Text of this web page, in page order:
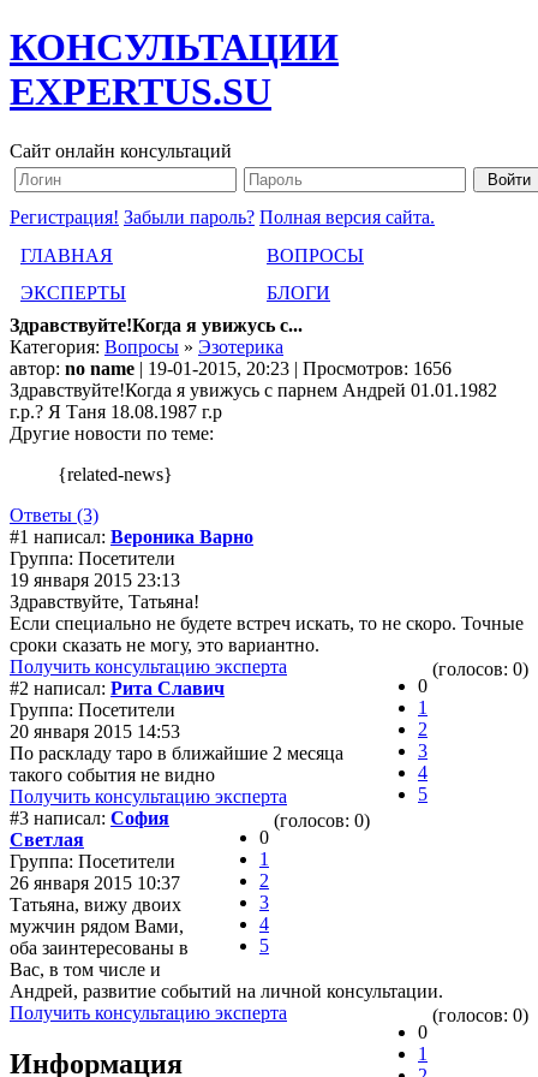
КОНСУЛЬТАЦИИ
EXPERTUS.SU
Сайт онлайн консультаций
Регистрация! Забыли пароль? Полная версия сайта.
ГЛАВНАЯ
ВОПРОСЫ
ЭКСПЕРТЫ
БЛОГИ
Здравствуйте!Когда я увижусь с...
Категория: Вопросы » Эзотерика
автор: no name | 19-01-2015, 20:23 | Просмотров: 1656
Здравствуйте!Когда я увижусь с парнем Андрей 01.01.1982
г.р.? Я Таня 18.08.1987 г.р
Другие новости по теме:
{related-news}
Ответы (3)
#1 написал: Вероника Варно
Группа: Посетители
19 января 2015 23:13
Здравствуйте, Татьяна!
Если специально не будете встреч искать, то не скоро. Точные
сроки сказать не могу, это вариантно.
Получить консультацию эксперта
0
1
2
3
4
5
(голосов: 0)
#2 написал: Рита Славич
Группа: Посетители
20 января 2015 14:53
По раскладу таро в ближайшие 2 месяца
такого события не видно
Получить консультацию эксперта
0
1
2
3
4
5
(голосов: 0)
#3 написал: София
Светлая
Группа: Посетители
26 января 2015 10:37
Татьяна, вижу двоих
мужчин рядом Вами,
оба заинтересованы в
Вас, в том числе и
Андрей, развитие событий на личной консультации.
Получить консультацию эксперта
0
1
(голосов: 0)
Информация